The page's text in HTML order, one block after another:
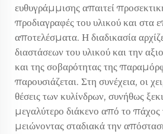
ευθυγράμμισης απαιτεί
προδιαγραφές του υλικού και στα
αποτελέσματα. Η διαδικασία
διαστάσεων του υλικού και την
και της σοβαρότητας της
παρουσιάζεται. Στη συνέχεια, οι
θέσεις των κυλίνδρων, συνήθως
μεγαλύτερο διάκενο από το πάχος
μειώνοντας σταδιακά την